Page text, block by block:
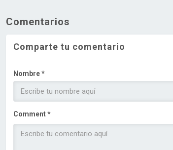
Comentarios
Comparte tu comentario
Nombre *
Comment *